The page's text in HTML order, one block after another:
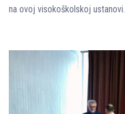
na ovoj visokoškolskoj ustanovi.